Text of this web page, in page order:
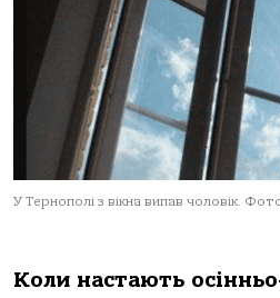
У Тернополі з вікна випав чоловік.
Коли настають